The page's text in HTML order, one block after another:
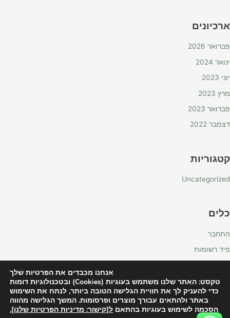
ארכיונים
פברואר 2026
ינואר 2024
יוני 2023
מרץ 2023
פברואר 2023
דצמבר 2022
קטגוריות
Uncategorized
כלים
התחבר
פיד רשומות
WordPress.org
Copyright © 2026 רוטס בוטניקל - Roots | Powered by Astra
אנחנו מכבדים את הפרטיות שלך
טקסט: האתר שלנו משתמש בעוגיות (Cookies) ובטכנולוגיות דומות
כדי להעניק לך את חוויית הגלישה הטובה ביותר, לנתח את השימוש
באתר ולהתאים עבורך מוצרים ופרסומות. המשך הגלישה מהווה
הסכמה לשימוש בעוגיות בהתאם ל[קישור: מדיניות הפרטיות שלנו].